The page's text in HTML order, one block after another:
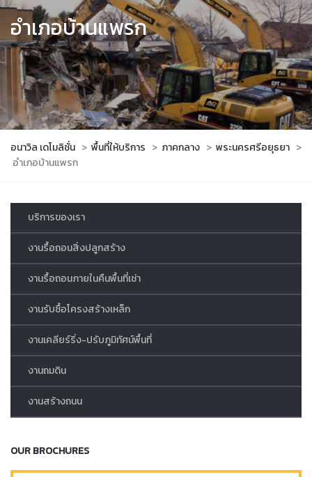
อำเภอบ้านแพรก
อนาวิล เดโมลิชั่น > พื้นที่ให้บริการ > ภาคกลาง > พระนครศรีอยุธยา >
อำเภอบ้านแพรก
บริการของเรา
งานรื้อถอนสิ่งปลูกสร้าง
งานรื้อถอนภายในคืนพื้นที่เช่า
งานรับซื้อโครงสร้างเหล็ก
งานเคลียร์ริ่ง-ปรับภูมิทัศน์พื้นที่
งานถมดิน
งานสร้างถนน
OUR BROCHURES